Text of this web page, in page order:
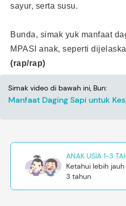
sayur, serta susu.
Bunda, simak yuk manfaat
MPASI anak, seperti
(rap/rap)
Simak video di bawah ini, Bun:
Manfaat Daging Sapi untuk
ANAK USIA 1-3
Ketahui lebih
3 tahun